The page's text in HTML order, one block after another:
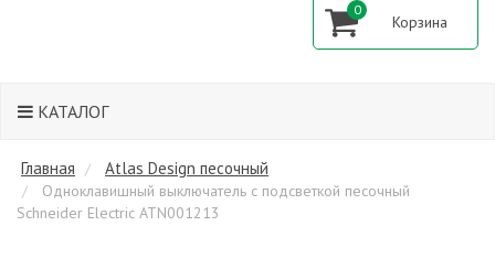
0
КАТАЛОГ
Главная Atlas Design песочный
Одноклавишный выключатель с подсветкой песочный
Schneider Electric ATN001213